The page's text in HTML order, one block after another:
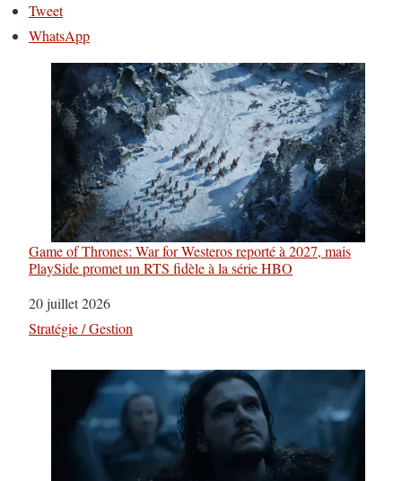
Tweet
WhatsApp
Game of Thrones: War for Westeros reporté à 2027, mais
PlaySide promet un RTS fidèle à la série HBO
Date
20 juillet 2026
Par rapport à
Stratégie / Gestion